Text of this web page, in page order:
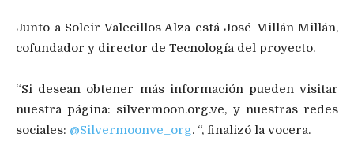
Junto a Soleir Valecillos Alza está José Millán Millán,
cofundador y director de Tecnología del proyecto.
“Si desean obtener más información pueden visitar
nuestra página: silvermoon.org.ve, y nuestras redes
sociales: @Silvermoonve_org. “, finalizó la vocera.